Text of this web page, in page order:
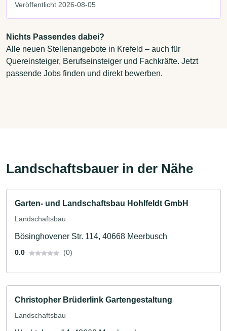
Veröffentlicht 2026-08-05
Nichts Passendes dabei?
Alle neuen Stellenangebote in Krefeld – auch für
Quereinsteiger, Berufseinsteiger und Fachkräfte. Jetzt
passende Jobs finden und direkt bewerben.
Landschaftsbauer in der Nähe
Garten- und Landschaftsbau Hohlfeldt GmbH
Landschaftsbau
Bösinghovener Str. 114, 40668 Meerbusch
0.0 (0)
Christopher Brüderlink Gartengestaltung
Landschaftsbau